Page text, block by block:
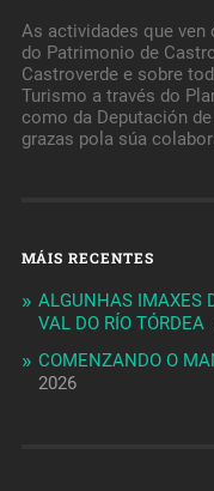
As actividades que
do Patrimonio de
Castroverde e sobre
Turismo a través do
como da Deputación
grazas pola súa
MÁIS RECENTES
ALGUNHAS IMAXES
VAL DO RÍO TÓRDEA
COMENZANDO O
2026